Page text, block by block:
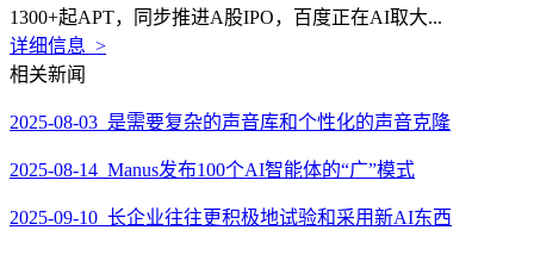
1300+起APT，同步推进A股IPO，百度正在AI取大...
详细信息 >
相关新闻
2025-08-03 是需要复杂的声音库和个性化的声音克隆
2025-08-14 Manus发布100个AI智能体的“广”模式
2025-09-10 长企业往往更积极地试验和采用新AI东西